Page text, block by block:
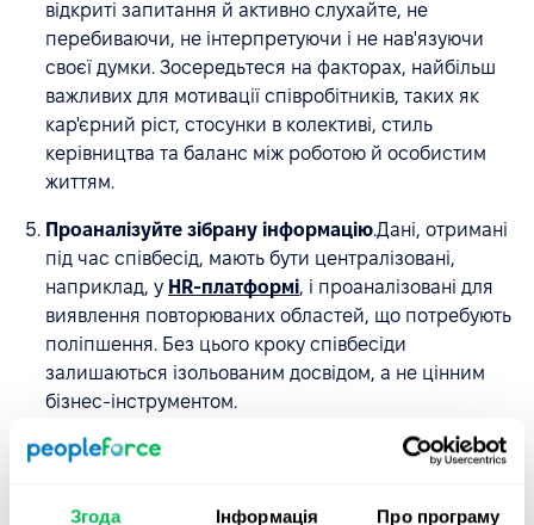
Згода Інформація Про програму
відкриті запитання й активно слухайте, не
перебиваючи, не інтерпретуючи і не нав'язуючи
своєї думки. Зосередьтеся на факторах, найбільш
важливих для мотивації співробітників, таких як
кар'єрний ріст, стосунки в колективі, стиль
керівництва та баланс між роботою й особистим
життям.
Проаналізуйте зібрану інформацію.Дані, отримані
під час співбесід, мають бути централізовані,
наприклад, у HR-платформі, і проаналізовані для
виявлення повторюваних областей, що потребують
поліпшення. Без цього кроку співбесіди
залишаються ізольованим досвідом, а не цінним
бізнес-інструментом.
Проведення коригувальних дій.
Співбесіди
призводять до реальних змін. На основі отриманих